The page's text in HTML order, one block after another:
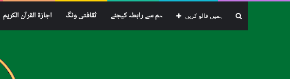
اجازۃ القرآن الکریم ثقافتی ونگ ہم سے رابطہ کیجئے ہمیں فالو کریں